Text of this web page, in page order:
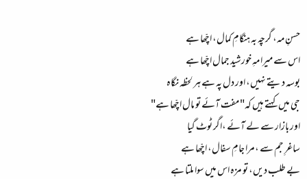
حسنِ مہ، گرچہ بہ ہنگامِ کمال، اچّھا ہے
اس سے میرا مہِ خورشید جمال اچّھا ہے
بوسہ دیتے نہیں، اور دل پہ ہے ہر لحظہ نگاہ
جی میں کہتے ہیں کہ" مفت آئے تو مال اچّھا ہے"
اور بازار سے لے آئے ،اگر ٹوٹ گیا
ساغرِ جم سے ،مرا جامِ سفال، اچّھا ہے
بے طلب دیں، تو مزہ اس میں سوا ملتا ہے